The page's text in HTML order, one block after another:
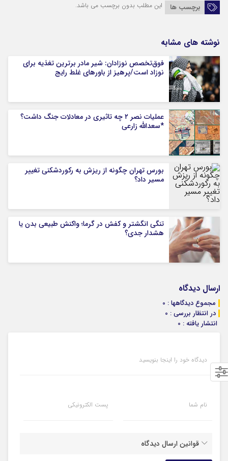
برچسب ها این مطلب بدون برچسب می باشد.
نوشته های مشابه
فوق‌تخصص نوزادان: شیر مادر برترین تغذیه برای
نوزاد است/پرهیز از باورهای غلط رایج
عملیات نصر ۲ چه تاثیری در معادلات جنگ داشت؟
*سعدالله زارعی
بورس تهران چگونه از ریزش به رکوردشکنی تغییر
مسیر داد؟
تنگی انگشتر و کفش در گرما؛ واکنش طبیعی بدن یا
هشدار جدی؟
ارسال دیدگاه
مجموع دیدگاهها : 0
در انتظار بررسی : 0
انتشار یافته : 0
دیدگاه خود را اینجا بنویسید
نام شما پست الکترونیکی
قوانین ارسال دیدگاه